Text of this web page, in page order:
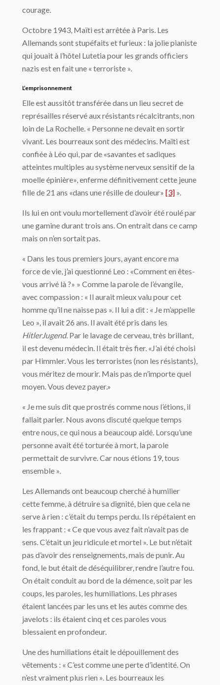
courage.
Octobre 1943, Maïti est arrêtée à Paris. Les
Allemands sont stupéfaits et furieux : la jolie pianiste
qui jouait à l’hôtel Lutetia pour les grands officiers
nazis est en fait une « terroriste ».
L’emprisonnement
Elle est aussitôt transférée dans un lieu secret de
représailles réservé aux résistants récalcitrants, non
loin de La Rochelle. « Personne ne devait en sortir
vivant. Les bourreaux sont des médecins. Maïti est
confiée à Léo qui, par de «savantes et sadiques
atteintes multiples au système nerveux sensitif de la
moelle épinière», enferme définitivement cette jeune
fille de 21 ans «dans une résille de douleur» [3] ».
Ils lui en ont voulu mortellement d’avoir été roulé par
une gamine durant trois ans. On entrait dans ce camp
mais on n’en sortait pas.
« Dans les tous premiers jours, ayant encore ma
force de vie, j’ai questionné Leo : «Comment en êtes-
vous arrivé là ?» » Comme la parole de l’évangile,
avec compassion : « Il aurait mieux valu pour cet
homme qu’il ne naisse pas ». Il lui a dit : « Je m’appelle
Leo », il avait 26 ans. Il avait été pris dans les
HitlerJugend. Par le lavage de cerveau, très brillant,
il est devenu médecin. Il était très fier. «J’ai été choisi
par Himmler. Vous les terroristes (non les résistants),
vous méritez de mourir. Mais pas de n’importe quel
moyen. Vous devez payer.»
« Je me suis dit que prostrés comme nous l’étions, il
fallait parler. Nous avons discuté quelque temps
entre nous, ce qui nous a beaucoup aidé. Lorsqu’une
personne avait été torturée à mort, la parole
permettait de survivre. Car nous étions 19, tous
ensemble ».
Les Allemands ont beaucoup cherché à humilier
cette femme, à détruire sa dignité, bien que cela ne
serve à rien : c’était du temps perdu. Ils répétaient en
les frappant : « Ce que vous avez fait n’avait pas de
sens. C’était un jeu ridicule et mortel ». Le but n’était
pas d’avoir des renseignements, mais de punir. Au
fond, le but était de déséquilibrer, rendre l’autre fou.
On était conduit au bord de la démence, soit par les
coups, les paroles, les humiliations. Les phrases
étaient lancées par les uns et les autes comme des
javelots : ils étaient cinq et ces paroles vous
blessaient en profondeur.
Une des humiliations était le dépouillement des
vêtements : « C’est comme une perte d’identité. On
n’est vraiment plus rien ». Les bourreaux les